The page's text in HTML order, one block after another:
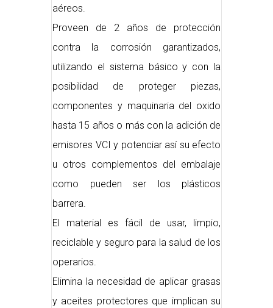
aéreos.
Proveen de 2 años de protección
contra la corrosión garantizados,
utilizando el sistema básico y con la
posibilidad de proteger piezas,
componentes y maquinaria del oxido
hasta 15 años o más con la adición de
emisores VCI y potenciar así su efecto
u otros complementos del embalaje
como pueden ser los plásticos
barrera.
El material es fácil de usar, limpio,
reciclable y seguro para la salud de los
operarios.
Elimina la necesidad de aplicar grasas
y aceites protectores que implican su